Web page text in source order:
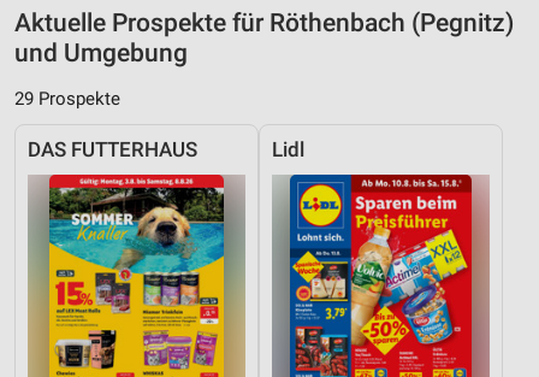
Aktuelle Prospekte für Röthenbach (Pegnitz)
und Umgebung
29 Prospekte
DAS FUTTERHAUS Lidl